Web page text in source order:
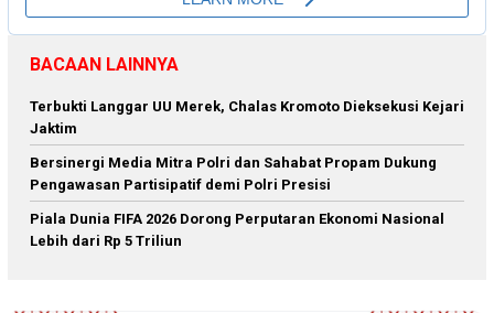
BACAAN LAINNYA
Terbukti Langgar UU Merek, Chalas Kromoto Dieksekusi Kejari
Jaktim
Bersinergi Media Mitra Polri dan Sahabat Propam Dukung
Pengawasan Partisipatif demi Polri Presisi
Piala Dunia FIFA 2026 Dorong Perputaran Ekonomi Nasional
Lebih dari Rp 5 Triliun